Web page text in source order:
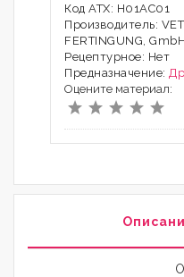
Код АТХ: H01AC01
Производитель:
FERTINGUNG,
Рецептурное: Нет
Предназначение:
Оцените материал: